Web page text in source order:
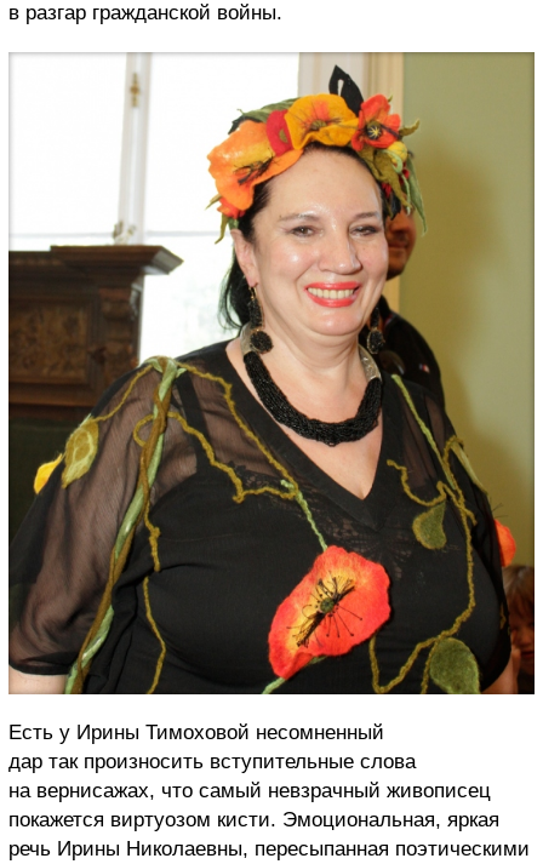
в разгар гражданской войны.
Есть у Ирины Тимоховой несомненный
дар так произносить вступительные слова
на вернисажах, что самый невзрачный живописец
покажется виртуозом кисти. Эмоциональная, яркая
речь Ирины Николаевны, пересыпанная поэтическими